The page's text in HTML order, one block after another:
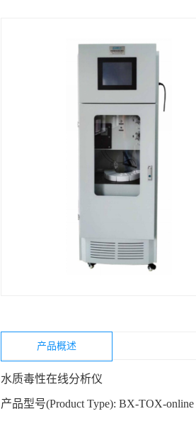
产品概述
水质毒性在线分析仪
产品型号(Product Type): BX-TOX-online